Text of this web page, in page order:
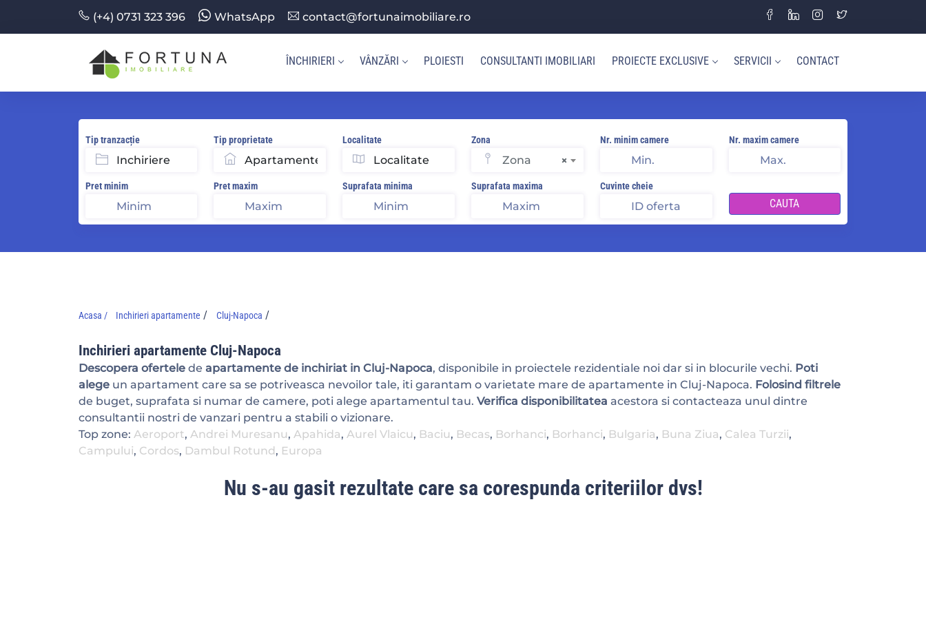
(+4) 0731 323 396 WhatsApp contact@fortunaimobiliare.ro
ÎNCHIRIERI VÂNZĂRI PLOIESTI CONSULTANTI IMOBILIARI PROIECTE EXCLUSIVE SERVICII CONTACT
Tip tranzacție Tip proprietate Localitate Zona
×
Zona
Nr. minim camere Nr. maxim camere
Pret minim Pret maxim Suprafata minima Suprafata maxima Cuvinte cheie
CAUTA
Acasa / Inchirieri apartamente / Cluj-Napoca /
Inchirieri apartamente Cluj-Napoca
Descopera ofertele de apartamente de inchiriat in Cluj-Napoca, disponibile in proiectele rezidentiale noi dar si in blocurile vechi. Poti
alege un apartament care sa se potriveasca nevoilor tale, iti garantam o varietate mare de apartamente in Cluj-Napoca. Folosind filtrele
de buget, suprafata si numar de camere, poti alege apartamentul tau. Verifica disponibilitatea acestora si contacteaza unul dintre
consultantii nostri de vanzari pentru a stabili o vizionare.
Top zone: Aeroport, Andrei Muresanu, Apahida, Aurel Vlaicu, Baciu, Becas, Borhanci, Borhanci, Bulgaria, Buna Ziua, Calea Turzii,
Campului, Cordos, Dambul Rotund , Europa
Nu s-au gasit rezultate care sa corespunda criteriilor dvs!